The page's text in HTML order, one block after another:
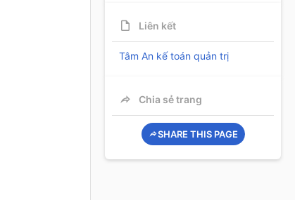
Liên kết
Tâm An kế toán quản trị
Chia sẻ trang
SHARE THIS PAGE